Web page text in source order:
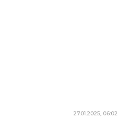
27.01.2025, 06:02